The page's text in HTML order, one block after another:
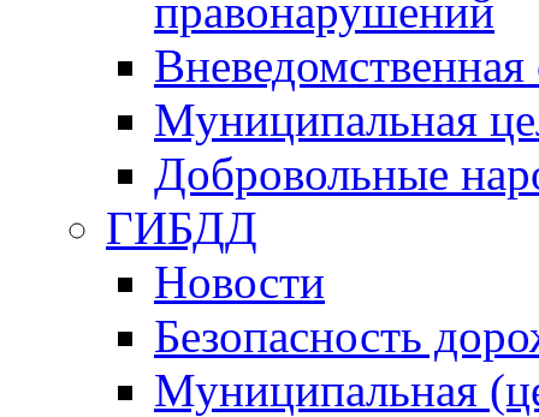
правонарушений
Вневедомственная
Муниципальная
Добровольные
ГИБДД
Новости
Безопасность
Муниципальная